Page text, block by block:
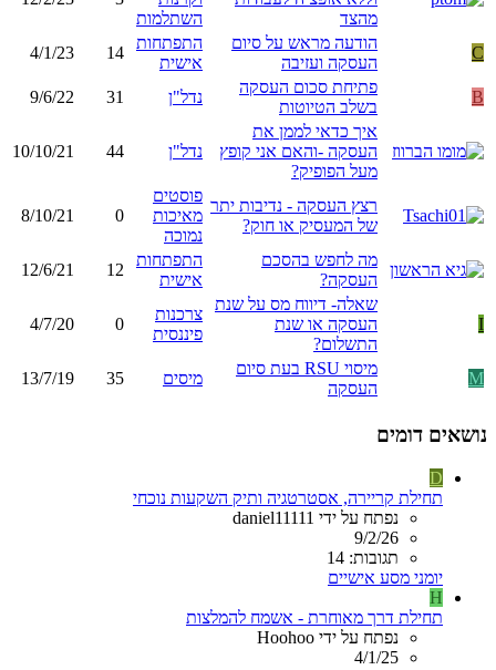
מהצד
השתלמות
C
הודעה מראש על סיום
העסקה ועזיבה
התפתחות
אישית
14
4/1/23
B
פתיחת סכום העסקה
בשלב הטיוטות
נדל"ן 31
9/6/22
איך כדאי לממן את
העסקה -והאם אני קופץ
מעל הפופיק?
נדל"ן 44
10/10/21
רצץ העסקה - נדיבות יתר
של המעסיק או חוק?
פוסטים
מאיכות
נמוכה
0
8/10/21
מה לחפש בהסכם
העסקה?
התפתחות
אישית
12
12/6/21
I
שאלה- דיווח מס על שנת
העסקה או שנת
התשלום?
צרכנות
פיננסית
0
4/7/20
M
מיסוי RSU בעת סיום
העסקה
מיסים 35
13/7/19
נושאים דומים
D
תחילת קריירה, אסטרטגיה ותיק השקעות נוכחי
נפתח על ידי daniel11111
9/2/26
תגובות: 14
יומני מסע אישיים
H
תחילת דרך מאוחרת - אשמח להמלצות
נפתח על ידי Hoohoo
4/1/25